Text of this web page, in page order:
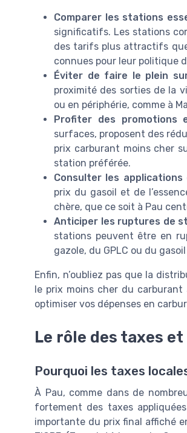
Comparer les stations
significatifs. Les stations
des tarifs plus attractifs
connues pour leur politique
Éviter de faire le plein
proximité des sorties de la
ou en périphérie, comme à
Profiter des
surfaces, proposent des
prix carburant moins cher
station préférée.
Consulter les
prix du gasoil et de
chère, que ce soit à Pau
Anticiper les ruptures de
stations peuvent être en
gazole, du GPLC ou du
Enfin, n’oubliez pas que la
le prix moins cher du
optimiser vos dépenses en
Le rôle des taxes
Pourquoi les taxes
À Pau, comme dans de
fortement des taxes
importante du prix final affiché